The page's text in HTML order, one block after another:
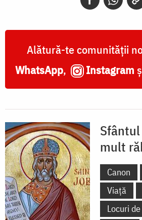
Alătură-te comunității
WhatsApp, Instagram
mult
Canon
Viață
Locuri